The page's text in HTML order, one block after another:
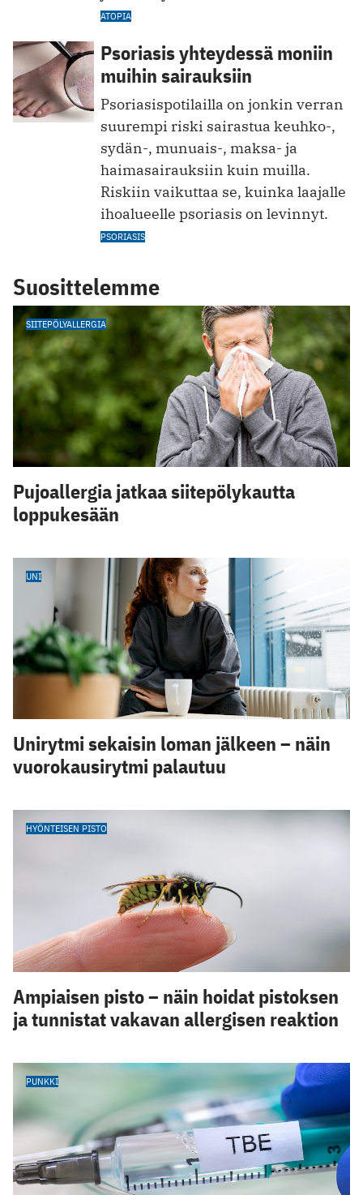
ATOPIA
Psoriasis yhteydessä moniin
muihin sairauksiin
Psoriasispotilailla on jonkin verran
suurempi riski sairastua keuhko-,
sydän-, munuais-, maksa- ja
haimasairauksiin kuin muilla.
Riskiin vaikuttaa se, kuinka laajalle
ihoalueelle psoriasis on levinnyt.
PSORIASIS
Suosittelemme
SIITEPÖLYALLERGIA
Pujoallergia jatkaa siitepölykautta
loppukesään
UNI
Unirytmi sekaisin loman jälkeen – näin
vuorokausirytmi palautuu
HYÖNTEISEN PISTO
Ampiaisen pisto – näin hoidat pistoksen
ja tunnistat vakavan allergisen reaktion
PUNKKI